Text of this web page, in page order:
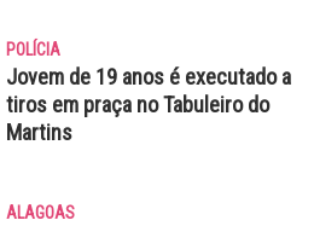
POLÍCIA
Jovem de 19 anos é executado a
tiros em praça no Tabuleiro do
Martins
ALAGOAS